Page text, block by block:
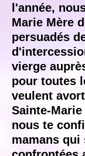
l'année,
Marie Mère
persuadés
vierge
pour toutes
veulent
Sainte-Marie
nous te
mamans qui